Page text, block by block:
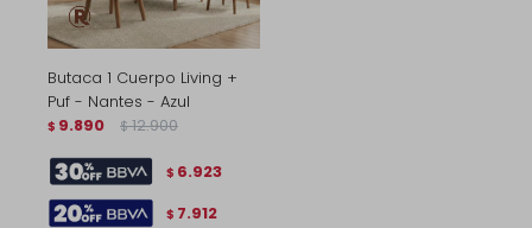
Butaca 1 Cuerpo Living +
Puf - Nantes - Azul
$ 9.890 $ 12.900
$ 6.923
$ 7.912